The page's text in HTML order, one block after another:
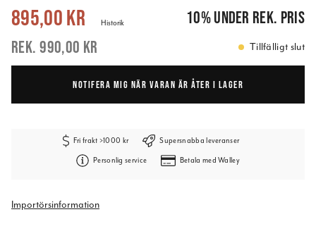
Nuvarande pris:895,00 kr 990,00 kr
895,00 kr
990,00 kr
Historik 10%under rek. pris
Tillfälligt slut
NOTIFERA MIG NÄR VARAN ÄR ÅTER I LAGER
Fri frakt >1000 kr Supersnabba leveranser
Personlig service Betala med Walley
Importörsinformation